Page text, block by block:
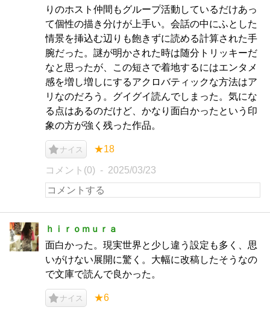
りのホスト仲間もグループ活動しているだけあっ
て個性の描き分けが上手い。会話の中にふとした
情景を挿込む辺りも飽きずに読める計算された手
腕だった。謎が明かされた時は随分トリッキーだ
なと思ったが、この短さで着地するにはエンタメ
感を増し増しにするアクロバティックな方法はア
リなのだろう。グイグイ読んでしまった。気にな
る点はあるのだけど、かなり面白かったという印
象の方が強く残った作品。
ナイス ★18
コメント(0) 2025/03/23
ｈｉｒｏｍｕｒａ
面白かった。現実世界と少し違う設定も多く、思
いがけない展開に驚く。大幅に改稿したそうなの
で文庫で読んで良かった。
ナイス ★6